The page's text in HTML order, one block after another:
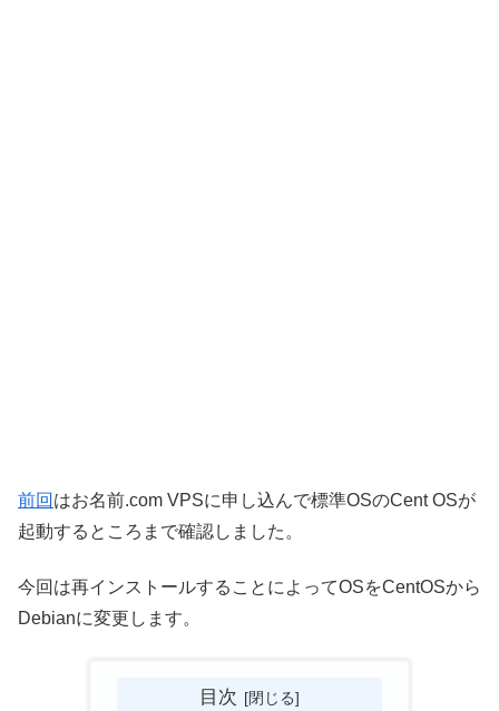
前回 はお名前.com VPSに申し込んで標準OSのCent OSが
起動するところまで確認しました。
今回は再インストールすることによってOSをCentOSから
Debianに変更します。
目次